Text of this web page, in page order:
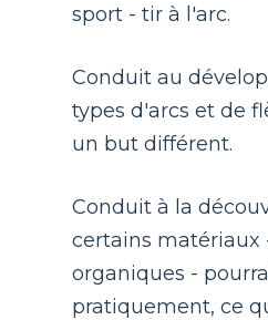
sport - tir à l'arc.
Conduit au
types d'arcs et de
un but différent.
Conduit à la
certains matériaux
organiques -
pratiquement, ce